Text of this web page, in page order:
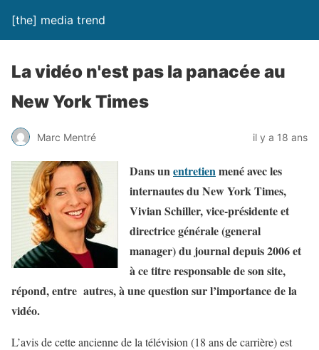
[the] media trend
La vidéo n'est pas la panacée au
New York Times
Marc Mentré il y a 18 ans
Dans unentretienmené avec les
internautes du New York Times,
Vivian Schiller, vice-présidente et
directrice générale (general
manager) du journal depuis 2006 et
à ce titre responsable de son site,
répond, entre autres, à une question sur l’importance de la
vidéo.
L’avis de cette ancienne de la télévision (18 ans de carrière) est